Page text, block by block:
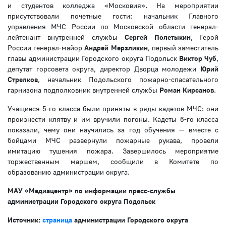
и студентов колледжа «Московия». На мероприятии
присутствовали почетные гости: начальник Главного
управления МЧС России по Московской области генерал-
лейтенант внутренней службы Сергей Полетыкин, Герой
России генерал-майорАндрей Мерзликин, первый заместитель
главы администрации Городского округа Подольск Виктор Чуб,
депутат горсовета округа, директор Дворца молодежи Юрий
Стрелков, начальник Подольского пожарно-спасательного
гарнизона подполковник внутренней службы Роман Кирсанов.
Учащиеся 5-го класса были приняты в ряды кадетов МЧС: они
произнести клятву и им вручили погоны. Кадеты 6-го класса
показали, чему они научились за год обучения — вместе с
бойцами МЧС развернули пожарные рукава, провели
имитацию тушения пожара. Завершилось мероприятие
торжественным маршем, сообщили в Комитете по
образованию администрации округа.
МАУ «Медиацентр» по информации пресс-службы
администрации Городского округа Подольск
Источник: страница администрации Городского округа